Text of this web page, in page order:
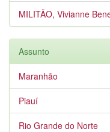
MILITÃO, Vivianne
Assunto
Maranhão
Piauí
Rio Grande do Norte